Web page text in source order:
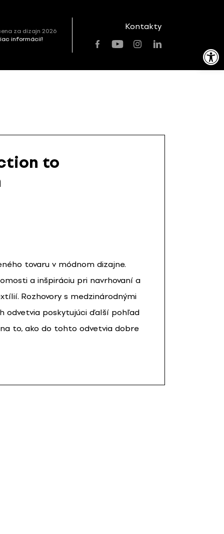
Open toolbar
za dizajn 2026
informácií!
Kontakty
to
tovaru v módnom dizajne.
a inšpiráciu pri navrhovaní a
Rozhovory s medzinárodnými
odvetvia poskytujúci ďalší pohľad
to, ako do tohto odvetvia dobre